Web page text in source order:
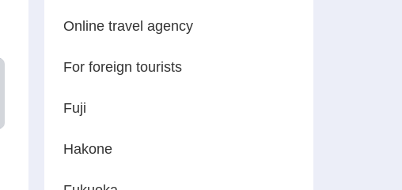
Online travel agency
For foreign tourists
Fuji
Hakone